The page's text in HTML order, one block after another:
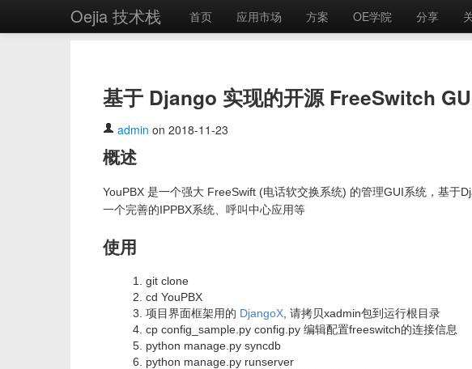
Oejia 技术栈 首页 应用市场 方案 OE学院 分享
基于 Django 实现的开源 FreeSwitch
admin on 2018-11-23
概述
YouPBX 是一个强大 FreeSwift (电话软交换系统) 的管理GUI系统，基于
一个完善的IPPBX系统、呼叫中心应用等
使用
git clone
cd YouPBX
项目界面框架用的 DjangoX , 请拷贝xadmin包到运行根目录
cp config_sample.py config.py 编辑配置freeswitch的连接信息
python manage.py syncdb
python manage.py runserver